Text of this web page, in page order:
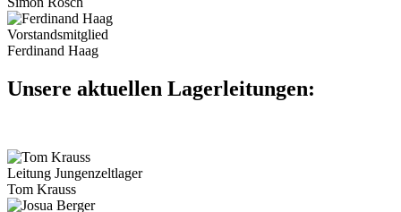
Vorstandsmitglied
Ferdinand Haag
Unsere aktuellen Lagerleitungen:
Leitung Jungenzeltlager
Tom Krauss